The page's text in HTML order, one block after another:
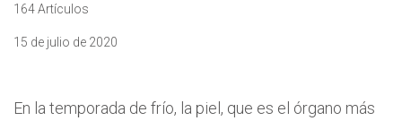
164 Artículos
15 de julio de 2020
En la temporada de frío, la piel, que es el órgano más